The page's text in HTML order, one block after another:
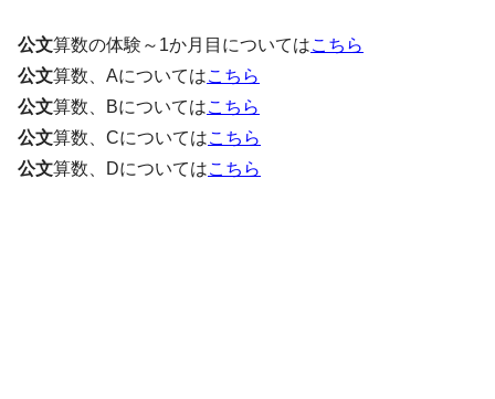
公文算数の体験～1か月目についてはこちら
公文算数、Aについてはこちら
公文算数、Bについてはこちら
公文算数、Cについてはこちら
公文算数、Dについてはこちら